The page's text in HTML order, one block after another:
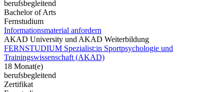
berufsbegleitend
Bachelor of Arts
Fernstudium
Informationsmaterial anfordern
AKAD University und AKAD Weiterbildung
FERNSTUDIUM Spezialist:in Sportpsychologie und
Trainingswissenschaft (AKAD)
18 Monat(e)
berufsbegleitend
Zertifikat